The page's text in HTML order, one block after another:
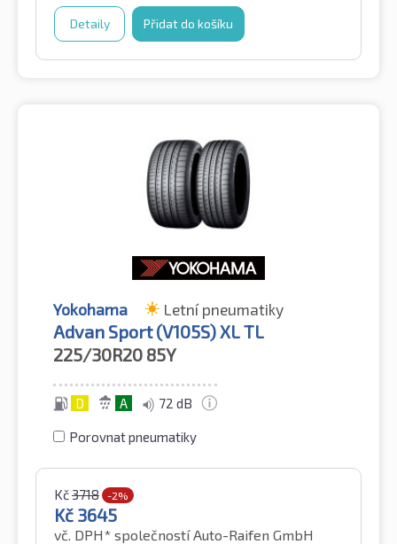
Detaily Přidat do košíku
Yokohama Letní pneumatiky
Advan Sport (V105S) XL TL
225/30R20 85Y
D A 72 dB
Porovnat pneumatiky
Kč3718 -2%
Kč 3645
vč. DPH* společností Auto-Raifen GmbH